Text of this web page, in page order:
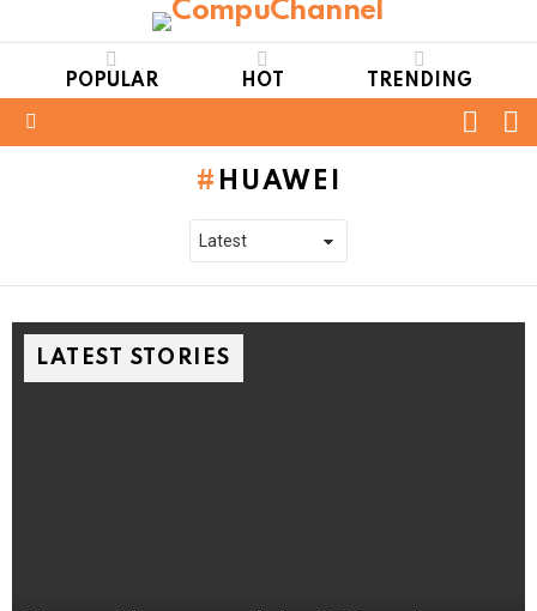
POPULAR HOT TRENDING
HUAWEI
LATEST STORIES